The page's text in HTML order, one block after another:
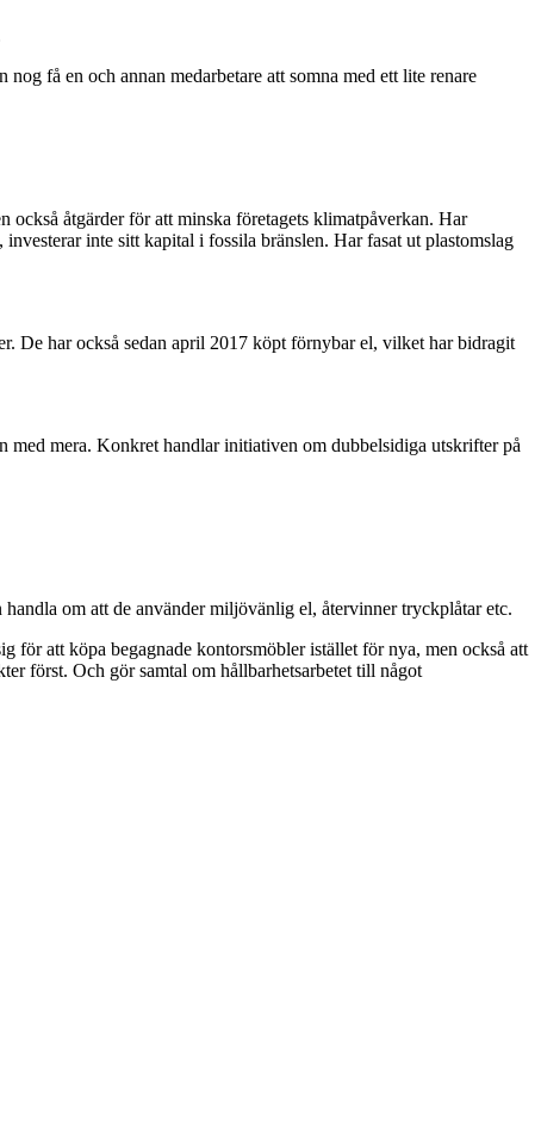
få en och annan medarbetare att somna med ett lite renare
åtgärder för att minska företagets klimatpåverkan. Har
inte sitt kapital i fossila bränslen. Har fasat ut plastomslag
De har också sedan april 2017 köpt förnybar el, vilket har bidragit
mera. Konkret handlar initiativen om dubbelsidiga utskrifter på
om att de använder miljövänlig el, återvinner tryckplåtar etc.
för att köpa begagnade kontorsmöbler istället för nya, men också att
först. Och gör samtal om hållbarhetsarbetet till något